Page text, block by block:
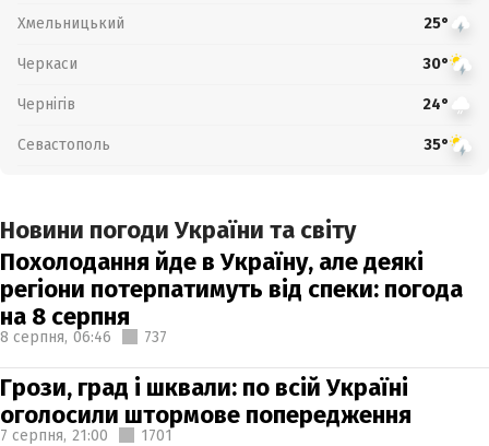
Хмельницький 25°
Черкаси 30°
Чернігів 24°
Севастополь 35°
Новини погоди України та світу
Похолодання йде в Україну, але деякі
регіони потерпатимуть від спеки: погода
на 8 серпня
8 серпня, 06:46 737
Грози, град і шквали: по всій Україні
оголосили штормове попередження
7 серпня, 21:00 1701